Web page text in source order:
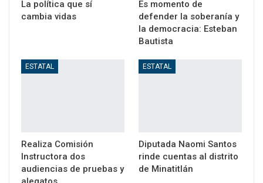
La política que sí
cambia vidas
Es momento de
defender la soberanía y
la democracia: Esteban
Bautista
ESTATAL
Realiza Comisión
Instructora dos
audiencias de pruebas y
ESTATAL
Diputada Naomi Santos
rinde cuentas al distrito
de Minatitlán